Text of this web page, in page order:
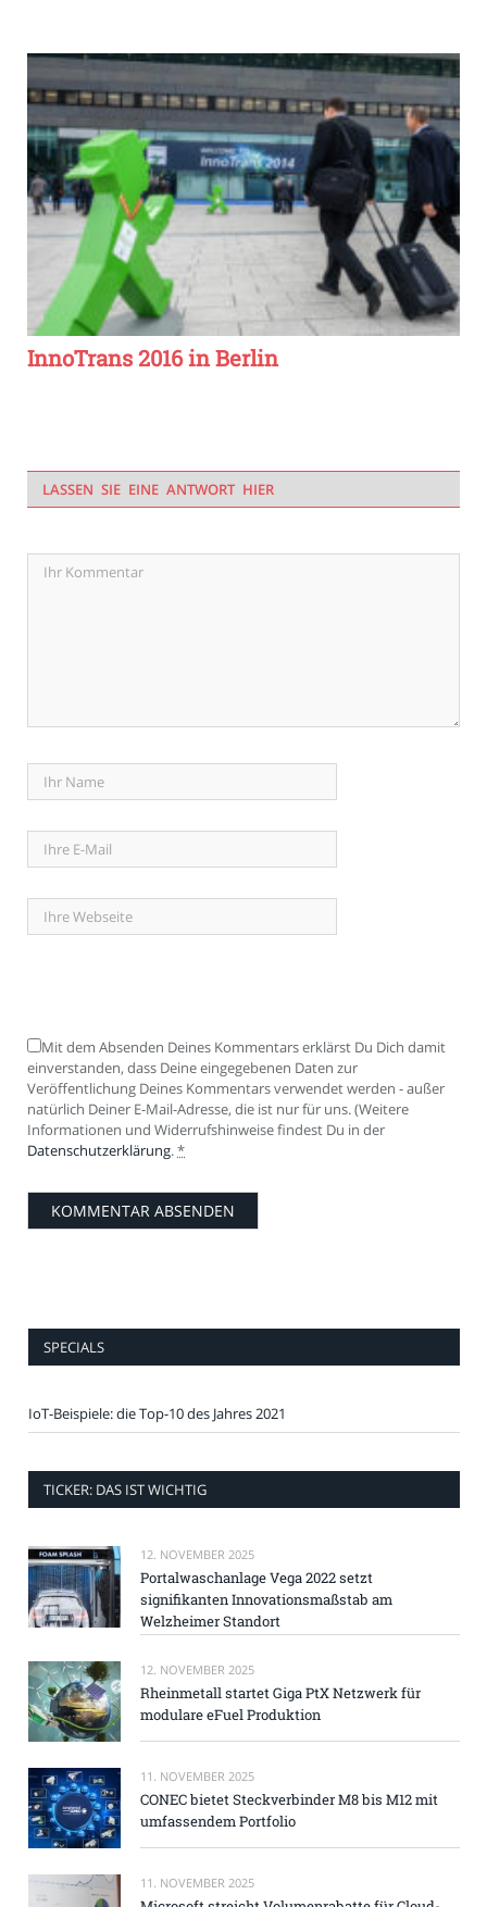
InnoTrans 2016 in Berlin
LASSEN SIE EINE ANTWORT HIER
Mit dem Absenden Deines Kommentars erklärst Du Dich damit
einverstanden, dass Deine eingegebenen Daten zur
Veröffentlichung Deines Kommentars verwendet werden - außer
natürlich Deiner E-Mail-Adresse, die ist nur für uns. (Weitere
Informationen und Widerrufshinweise findest Du in der
Datenschutzerklärung.*
SPECIALS
IoT-Beispiele: die Top-10 des Jahres 2021
TICKER: DAS IST WICHTIG
12. NOVEMBER 2025
Portalwaschanlage Vega 2022 setzt
signifikanten Innovationsmaßstab am
Welzheimer Standort
12. NOVEMBER 2025
Rheinmetall startet Giga PtX Netzwerk für
modulare eFuel Produktion
11. NOVEMBER 2025
CONEC bietet Steckverbinder M8 bis M12 mit
umfassendem Portfolio
11. NOVEMBER 2025